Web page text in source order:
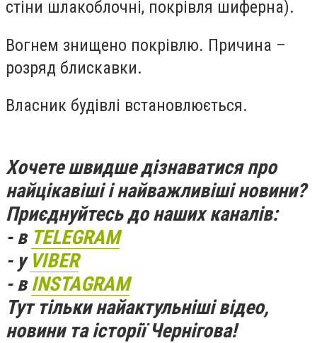
стіни шлакоблочні, покрівля шиферна).
Вогнем знищено покрівлю. Причина –
розряд блискавки.
Власник будівлі встановлюється.
Хочете швидше дізнаватися про
найцікавіші і найважливіші новини?
Приєднуйтесь до наших каналів:
- в TELEGRAM
- у VIBER
- вINSTAGRAM
Тут тільки найактульніші відео,
новини та історії Чернігова!